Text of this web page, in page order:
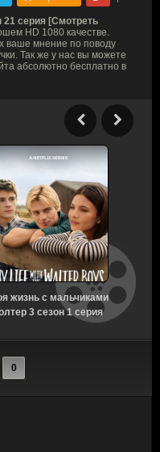
21 серия [Смотреть
HD 1080 качестве.
ваше мнение по поводу
Так же у нас вы можете
абсолютно бесплатно в
жизнь с мальчиками
3 сезон 1 серия
0